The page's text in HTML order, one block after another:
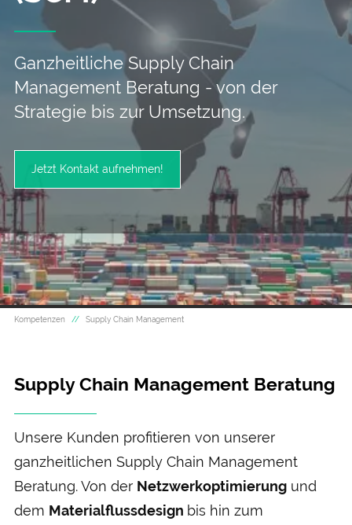
Ganzheitliche Supply Chain
Management Beratung - von der
Strategie bis zur Umsetzung.
Jetzt Kontakt aufnehmen!
Kompetenzen Supply Chain Management
Supply Chain Management Beratung
Unsere Kunden profitieren von unserer
ganzheitlichen Supply Chain Management
Beratung. Von der Netzwerkoptimierungund
dem Materialflussdesign bis hin zum